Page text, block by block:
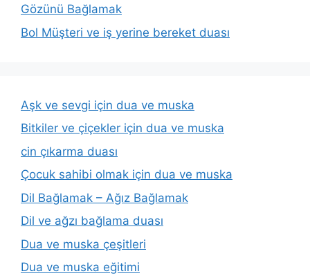
Gözünü Bağlamak
Bol Müşteri ve iş yerine bereket duası
Aşk ve sevgi için dua ve muska
Bitkiler ve çiçekler için dua ve muska
cin çıkarma duası
Çocuk sahibi olmak için dua ve muska
Dil Bağlamak – Ağız Bağlamak
Dil ve ağzı bağlama duası
Dua ve muska çeşitleri
Dua ve muska eğitimi